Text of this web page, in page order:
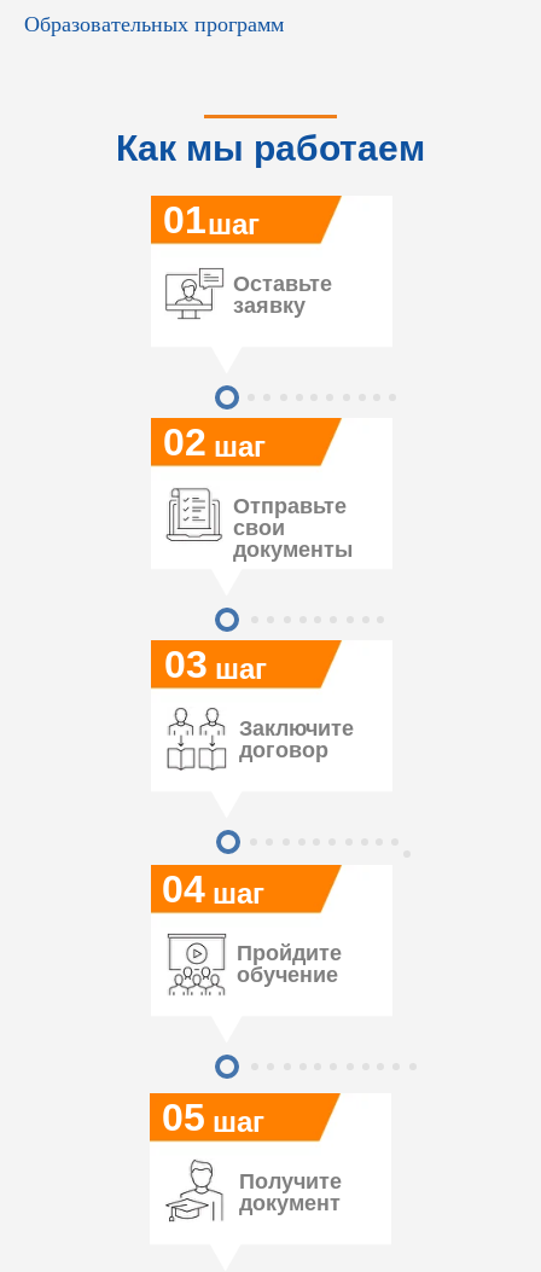
Образовательных программ
Как мы работаем
05
04
03
02
01
Оставьте
заявку
шаг
шаг
шаг
шаг
шаг
Отправьте
свои
документы
Заключите
договор
Пройдите
обучение
Получите
документ